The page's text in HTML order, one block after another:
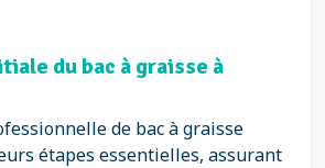
du bac à graisse à
de bac à graisse
étapes essentielles, assurant